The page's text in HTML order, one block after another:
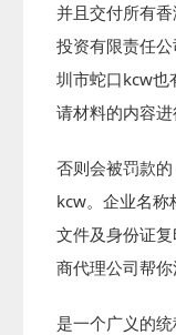
并且交付所有
投资有限责任
圳市蛇口kcw也
请材料的内容
否则会被罚款
kcw。企业名称
文件及身份证
商代理公司帮
是一个广义的